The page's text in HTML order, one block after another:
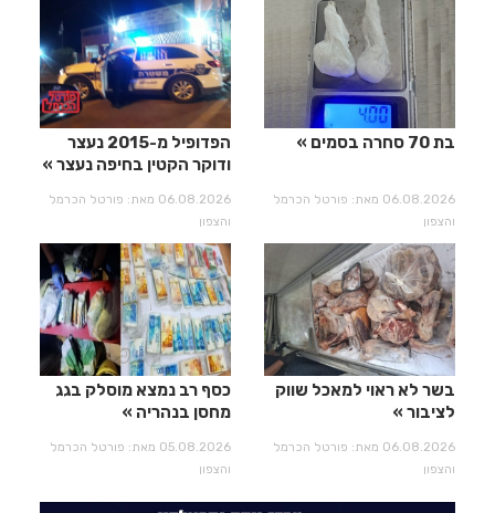
בת 70 סחרה בסמים
06.08.2026 מאת: פורטל הכרמל
והצפון
הפדופיל מ-2015 נעצר
ודוקר הקטין בחיפה נעצר
06.08.2026 מאת: פורטל הכרמל
והצפון
בשר לא ראוי למאכל שווק
לציבור
06.08.2026 מאת: פורטל הכרמל
והצפון
כסף רב נמצא מוסלק בגג
מחסן בנהריה
05.08.2026 מאת: פורטל הכרמל
והצפון